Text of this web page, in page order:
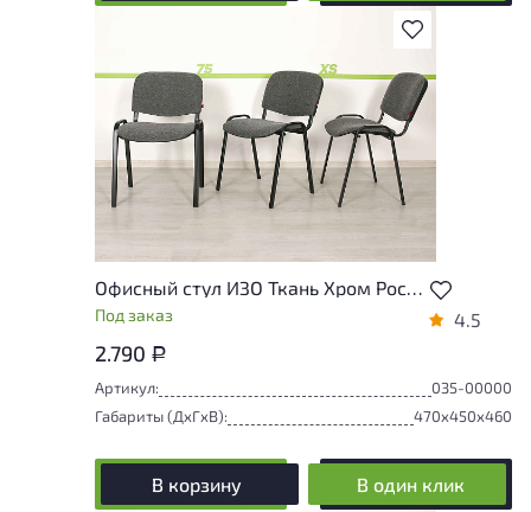
В избранное
Офисный стул ИЗО Ткань Хром Россия
Под заказ 4.5
2.790 Р
Артикул:
035-00000
Габариты (ДxГxВ):
470x450x460
В корзину В один клик